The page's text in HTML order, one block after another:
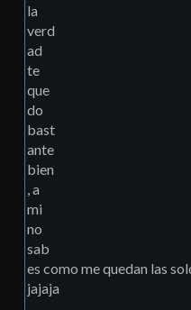
la
verd
ad
te
que
do
bast
ante
bien
, a
mi
no
sab
es como me quedan las
jajaja